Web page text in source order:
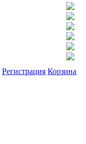
Регистрация Корзина